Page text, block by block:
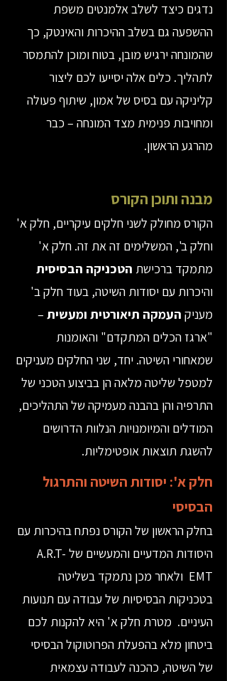
נדגים כיצד לשלב אלמנטים משפת
ההשפעה גם בשלב ההיכרות והאינטק, כך
שהמונחה ירגיש מובן, בטוח ומוכן להתמסר
לתהליך. כלים אלה יסייעו לכם ליצור
קליניקה עם בסיס של אמון, שיתוף פעולה
ומחויבות פנימית מצד המונחה – כבר
מהרגע הראשון.
מבנה ותוכן הקורס
הקורס מחולק לשני חלקים עיקריים, חלק א'
וחלק ב', המשלימים זה את זה. חלק א'
מתמקד ברכישת הטכניקה הבסיסית
והיכרות עם יסודות השיטה, בעוד חלק ב'
מעניק העמקה תיאורטית ומעשית –
"ארגז הכלים המתקדם" והאומנות
שמאחורי השיטה. יחד, שני החלקים מעניקים
למטפל שליטה מלאה הן בביצוע הטכני של
התרפיה והן בהבנה מעמיקה של התהליכים,
המודלים והמיומנויות הנלוות הדרושים
להשגת תוצאות אופטימליות.
חלק א': יסודות השיטה והתרגול
הבסיסי
בחלק הראשון של הקורס נפתח בהיכרות עם
היסודות המדעיים והמעשיים של A.R.T-
EMT ולאחר מכן נתמקד בשליטה
בטכניקות הבסיסיות של עבודה עם תנועות
העיניים. מטרת חלק א' היא להקנות לכם
ביטחון מלא בהפעלת הפרוטוקול הבסיסי
של השיטה, כהכנה לעבודה עצמאית